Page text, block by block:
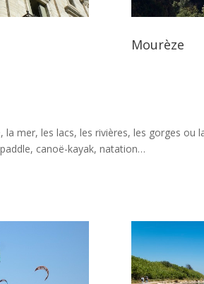
Mourèze
mer, les lacs, les rivières, les gorges ou
canoë-kayak, natation…